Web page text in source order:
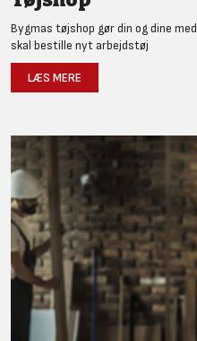
Bygmas tøjshop gør din og dine
skal bestille nyt arbejdstøj
LÆS MERE